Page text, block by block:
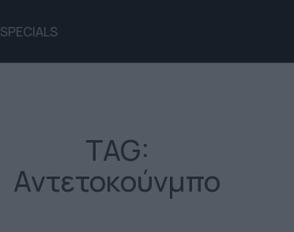
SPECIALS
TAG:
Αντετοκούνμπο